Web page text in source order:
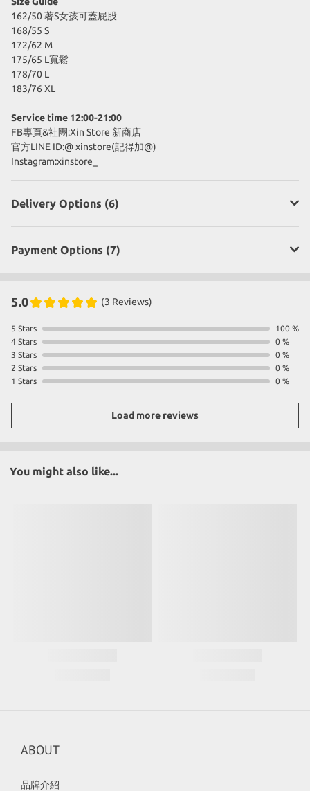
162/50 著S女孩可蓋屁股
168/55 S
172/62 M
175/65 L寬鬆
178/70 L
183/76 XL
Service time 12:00-21:00
FB專頁&社團:Xin Store 新商店
官方LINE ID:@ xinstore(記得加@)
Instagram:xinstore_
Delivery Options (6)
Payment Options (7)
5.0 (3 Reviews)
5 Stars
100 %
4 Stars
0 %
3 Stars
0 %
2 Stars
0 %
1 Stars
0 %
Load more reviews
You might also like...
ABOUT
品牌介紹